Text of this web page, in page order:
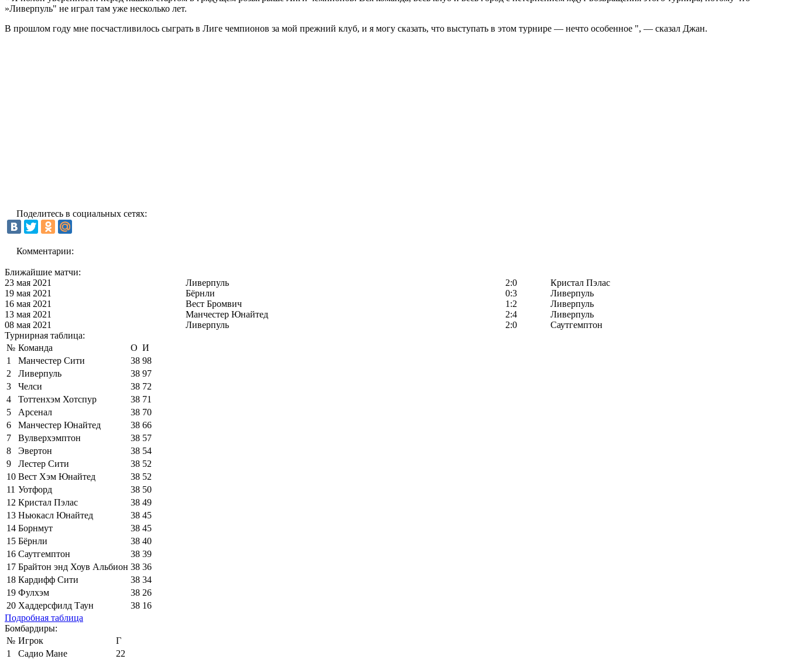
»Ливерпуль" не играл там уже несколько лет.
В прошлом году мне посчастливилось сыграть в Лиге чемпионов за мой прежний клуб, и я могу сказать, что выступать в этом турнире — нечто особенное ", — сказал Джан.
Поделитесь в социальных сетях:
Комментарии:
Ближайшие матчи:
23 мая 2021
Ливерпуль 2:0
Кристал Пэлас
19 мая 2021
Бёрнли 0:3
Ливерпуль
16 мая 2021
Вест Бромвич 1:2
Ливерпуль
13 мая 2021
Манчестер Юнайтед 2:4
Ливерпуль
08 мая 2021
Ливерпуль 2:0
Саутгемптон
Турнирная таблица:
№ Команда О И
1
Манчестер Сити 38 98
2
Ливерпуль 38 97
3
Челси 38 72
4
Тоттенхэм Хотспур 38 71
5
Арсенал 38 70
6
Манчестер Юнайтед 38 66
7
Вулверхэмптон 38 57
8
Эвертон 38 54
9
Лестер Сити 38 52
10 Вест Хэм Юнайтед 38 52
11 Уотфорд 38 50
12 Кристал Пэлас 38 49
13 Ньюкасл Юнайтед 38 45
14 Борнмут 38 45
15 Бёрнли 38 40
16 Саутгемптон 38 39
17 Брайтон энд Хоув Альбион 38 36
18 Кардифф Сити 38 34
19 Фулхэм 38 26
20 Хаддерсфилд Таун 38 16
Подробная таблица
Бомбардиры:
№ Игрок
Г
1
Садио Мане
22